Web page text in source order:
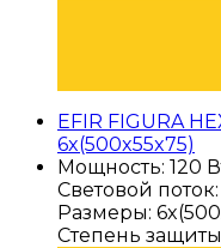
EFIR FIGURA
6x(500x55x75)
Мощность: 120
Световой
Размеры:
Степень